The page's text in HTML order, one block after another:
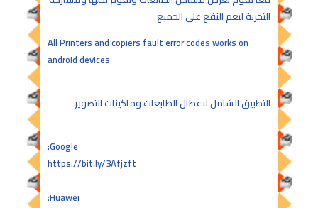
التجربة ليعم النفع على الجميع
All Printers and copiers fault error codes works on
android devices
التطبيق الشامل لاعطال الطابعات وماكينات التصوير
Google:
https://bit.ly/3Afjzft
Huawei: